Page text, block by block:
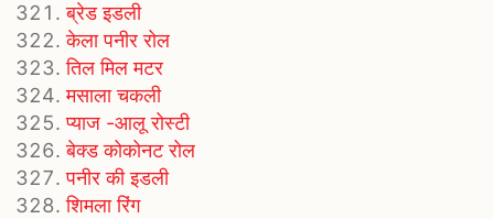
ब्रेड इडली
केला पनीर रोल
तिल मिल मटर
मसाला चकली
प्याज -आलू रोस्टी
बेक्ड कोकोनट रोल
पनीर की इडली
शिमला रिंग